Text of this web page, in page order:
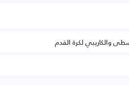
والكاريبي لكرة القدم